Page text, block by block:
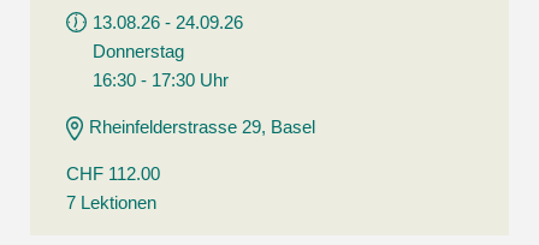
13.08.26 - 24.09.26
Donnerstag
16:30 - 17:30 Uhr
Rheinfelderstrasse 29, Basel
CHF 112.00
7 Lektionen